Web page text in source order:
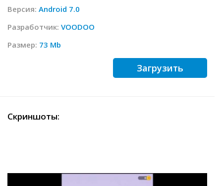
Версия: Android 7.0
Разработчик: VOODOO
Размер: 73 Mb
Загрузить
Скриншоты: